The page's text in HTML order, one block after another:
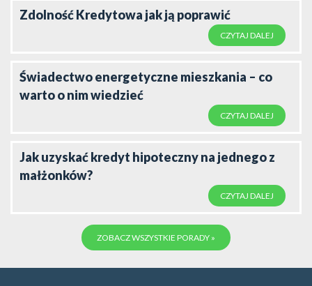
Zdolność Kredytowa jak ją poprawić
CZYTAJ DALEJ
Świadectwo energetyczne mieszkania – co
warto o nim wiedzieć
CZYTAJ DALEJ
Jak uzyskać kredyt hipoteczny na jednego z
małżonków?
CZYTAJ DALEJ
ZOBACZ WSZYSTKIE PORADY »